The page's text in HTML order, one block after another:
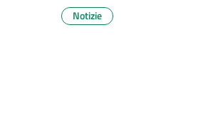
Notizie